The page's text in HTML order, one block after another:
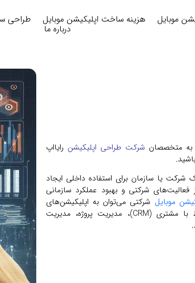
موبایل هزینه ساخت اپلیکیشن موبایل طراحی
درباره ما
شرکت طراحی اپلیکیشن رایااپ
یا سازمان برای استفاده داخلی ایجاد
فعالیت‌های شرکتی و بهبود عملکرد سازمانی
موبایل شرکتی می‌توان به اپلیکیشن‌های
مدیریت منابع انسانی (HRM)، مدیریت ارتباط با مشتری (CRM)، مدیریت پروژه، مدیریت